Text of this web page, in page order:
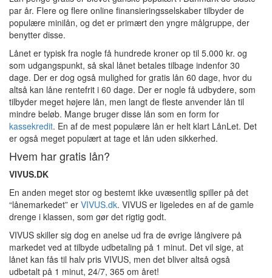
par år. Flere og flere online finansieringsselskaber tilbyder de
populære minilån, og det er primært den yngre målgruppe, der
benytter disse.
Lånet er typisk fra nogle få hundrede kroner op til 5.000 kr. og
som udgangspunkt, så skal lånet betales tilbage indenfor 30
dage. Der er dog også mulighed for gratis lån 60 dage, hvor du
altså kan låne rentefrit i 60 dage. Der er nogle få udbydere, som
tilbyder meget højere lån, men langt de fleste anvender lån til
mindre beløb. Mange bruger disse lån som en form for
kassekredit. En af de mest populære lån er helt klart LånLet. Det
er også meget populært at tage et lån uden sikkerhed.
Hvem har gratis lån?
VIVUS.DK
En anden meget stor og bestemt ikke uvæsentlig spiller på det
“lånemarkedet” er VIVUS.dk. VIVUS er ligeledes en af de gamle
drenge i klassen, som gør det rigtig godt.
VIVUS skiller sig dog en anelse ud fra de øvrige långivere på
markedet ved at tilbyde udbetaling på 1 minut. Det vil sige, at
lånet kan fås til halv pris VIVUS, men det bliver altså også
udbetalt på 1 minut, 24/7, 365 om året!